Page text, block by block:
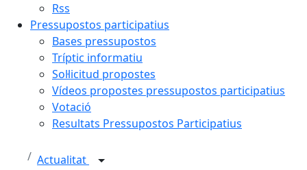
Rss
Pressupostos participatius
Bases pressupostos
Tríptic informatiu
Sol·licitud propostes
Vídeos propostes pressupostos participatius
Votació
Resultats Pressupostos Participatius
Actualitat